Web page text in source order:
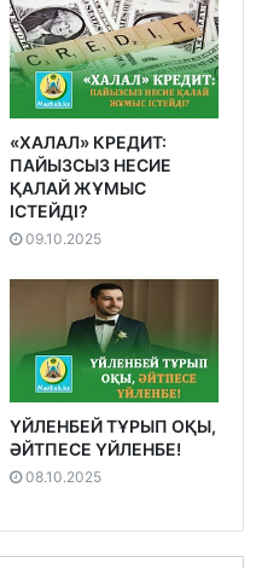
«ХАЛАЛ» КРЕДИТ:
ПАЙЫЗСЫЗ НЕСИЕ
ҚАЛАЙ ЖҰМЫС
ІСТЕЙДІ?
09.10.2025
ҮЙЛЕНБЕЙ ТҰРЫП ОҚЫ,
ӘЙТПЕСЕ ҮЙЛЕНБЕ!
08.10.2025